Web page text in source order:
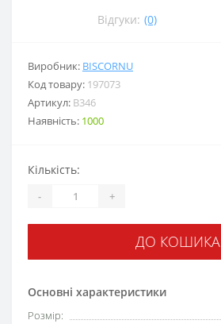
Відгуки: (0)
Виробник: BISCORNU
Код товару: 197073
Артикул: B346
Наявність: 1000
Основні характеристики
Розмір:
Кількість:
- +
ДО КОШИКА